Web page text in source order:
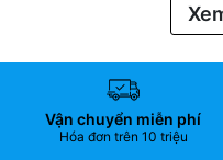
thay thế linh hoạt trong quá
mục rõ ràng giúp khách
kiếm và tối ưu chi phí đầu tư
Danh mục tất cả sản phẩm
các mẫu mới, cải tiến về
Vận chuyển miễn phí
Hóa đơn trên 10 triệu